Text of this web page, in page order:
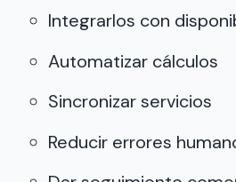
Integrarlos con
Automatizar cálculos
Sincronizar servicios
Reducir errores